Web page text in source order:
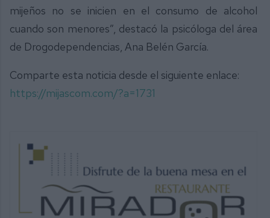
mijeños no se inicien en el consumo de alcohol
cuando son menores”, destacó la psicóloga del área
de Drogodependencias, Ana Belén García.
Comparte esta noticia desde el siguiente enlace:
https://mijascom.com/?a=1731